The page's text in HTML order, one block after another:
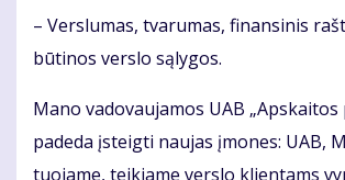
– Ver­slu­mas, tva­ru­mas, fi­nan­si­nis
bū­ti­nos ver­slo są­ly­gos.
Ma­no va­do­vau­ja­mos UAB „Ap­skai­tos
pa­de­da įsteig­ti nau­jas įmo­nes: UAB,
tuo­ja­me, tei­kia­me ver­slo klien­tams